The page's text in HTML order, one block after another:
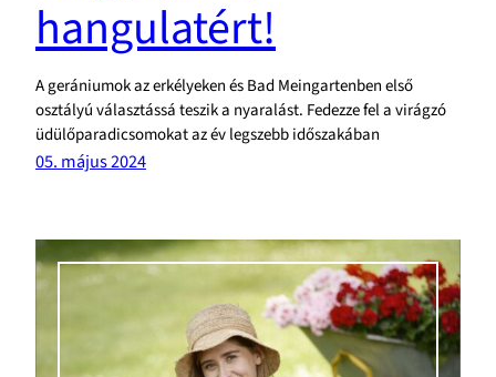
hangulatért!
A gerániumok az erkélyeken és Bad Meingartenben első
osztályú választássá teszik a nyaralást. Fedezze fel a virágzó
üdülőparadicsomokat az év legszebb időszakában
05. május 2024